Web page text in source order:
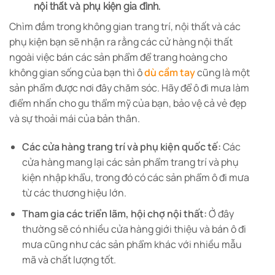
nội thất và phụ kiện gia đình.
Chìm đắm trong không gian trang trí, nội thất và các
phụ kiện bạn sẽ nhận ra rằng các cử hàng nội thất
ngoài việc bán các sản phẩm để trang hoàng cho
không gian sống của bạn thì ôdù cầm taycũng là một
sản phẩm được nơi đây chăm sóc. Hãy để ô đi mưa làm
điểm nhấn cho gu thẩm mỹ của bạn, bảo vệ cả vẻ đẹp
và sự thoải mái của bản thân.
Các cửa hàng trang trí và phụ kiện quốc tế:Các
cửa hàng mang lại các sản phẩm trang trí và phụ
kiện nhập khẩu, trong đó có các sản phẩm ô đi mưa
từ các thương hiệu lớn.
Tham gia các triển lãm, hội chợ nội thất:Ở đây
thường sẽ có nhiều cửa hàng giới thiệu và bán ô đi
mưa cũng như các sản phẩm khác với nhiều mẫu
mã và chất lượng tốt.